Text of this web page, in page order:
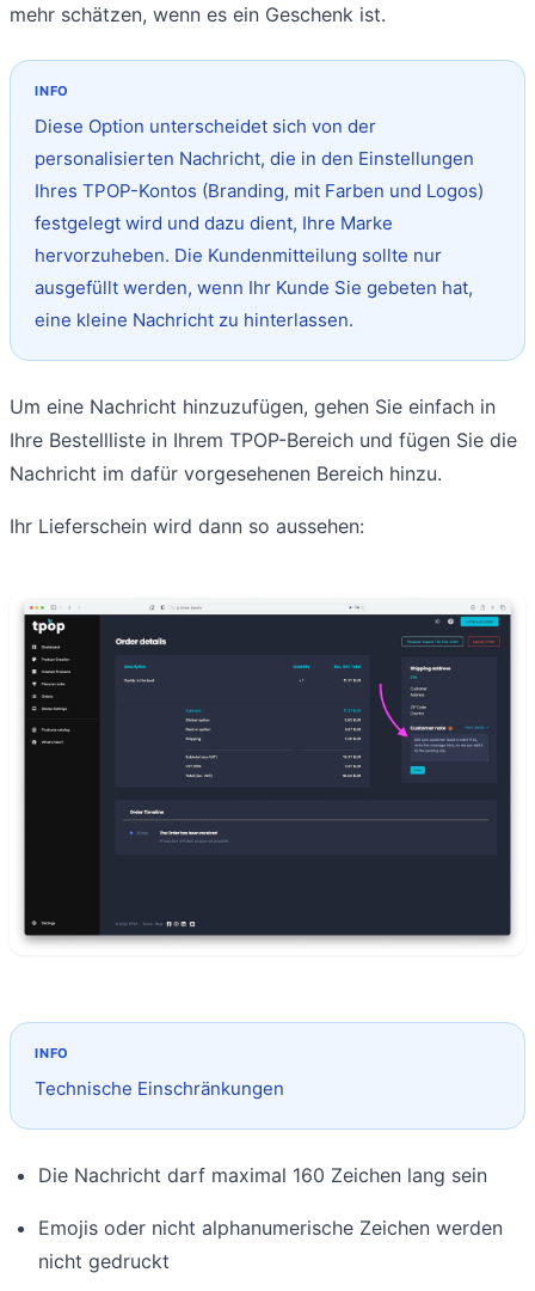
mehr schätzen, wenn es ein Geschenk ist.
Diese Option unterscheidet sich von der
personalisierten Nachricht, die in den Einstellungen
Ihres TPOP-Kontos (Branding, mit Farben und Logos)
festgelegt wird und dazu dient, Ihre Marke
hervorzuheben. Die Kundenmitteilung sollte nur
ausgefüllt werden, wenn Ihr Kunde Sie gebeten hat,
eine kleine Nachricht zu hinterlassen.
Um eine Nachricht hinzuzufügen, gehen Sie einfach in
Ihre Bestellliste in Ihrem TPOP-Bereich und fügen Sie die
Nachricht im dafür vorgesehenen Bereich hinzu.
Ihr Lieferschein wird dann so aussehen:
Technische Einschränkungen
Die Nachricht darf maximal 160 Zeichen lang sein
Emojis oder nicht alphanumerische Zeichen werden
nicht gedruckt